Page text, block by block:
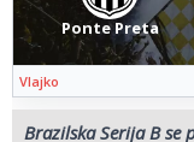
Ponte Preta
Vlajko
Brazilska Serija B se